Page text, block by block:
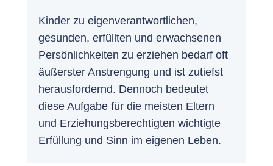
Kinder zu eigenverantwortlichen,
gesunden, erfüllten und erwachsenen
Persönlichkeiten zu erziehen bedarf oft
äußerster Anstrengung und ist zutiefst
herausfordernd. Dennoch bedeutet
diese Aufgabe für die meisten Eltern
und Erziehungsberechtigten wichtigte
Erfüllung und Sinn im eigenen Leben.